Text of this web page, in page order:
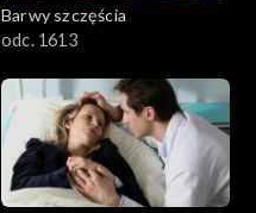
Barwy szczęścia
odc. 1613